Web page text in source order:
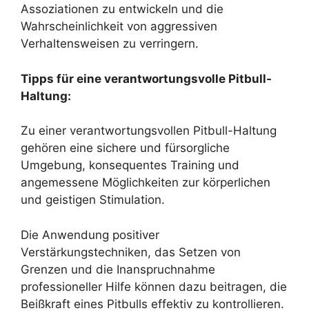
Assoziationen zu entwickeln und die
Wahrscheinlichkeit von aggressiven
Verhaltensweisen zu verringern.
Tipps für eine verantwortungsvolle Pitbull-
Haltung:
Zu einer verantwortungsvollen Pitbull-Haltung
gehören eine sichere und fürsorgliche
Umgebung, konsequentes Training und
angemessene Möglichkeiten zur körperlichen
und geistigen Stimulation.
Die Anwendung positiver
Verstärkungstechniken, das Setzen von
Grenzen und die Inanspruchnahme
professioneller Hilfe können dazu beitragen, die
Beißkraft eines Pitbulls effektiv zu kontrollieren.